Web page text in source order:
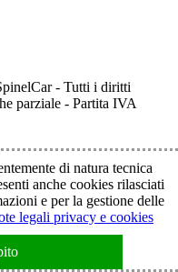
- Tutti i diritti
parziale - Partita IVA
di natura tecnica
anche cookies rilasciati
e per la gestione delle
legali privacy e cookies